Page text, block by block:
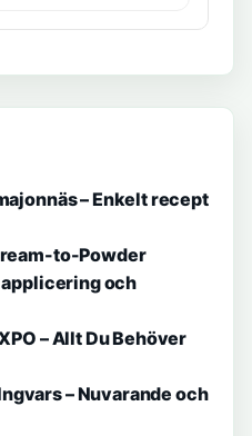
– Enkelt recept
to-Powder
applicering och
– Allt Du Behöver
– Nuvarande och